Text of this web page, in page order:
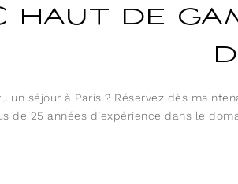
haut de
un séjour à Paris ? Réservez dès
de 25 années d’expérience dans le